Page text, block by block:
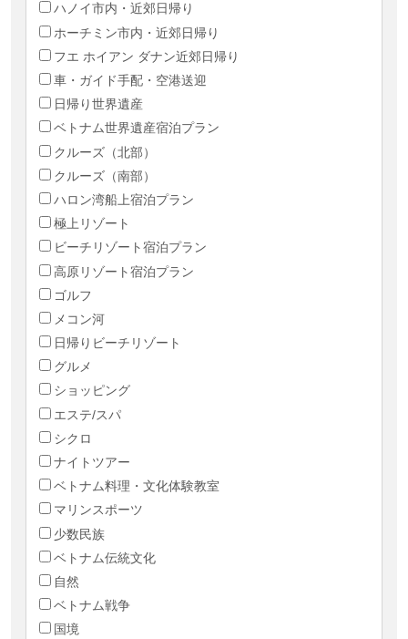
ハノイ市内・近郊日帰り
ホーチミン市内・近郊日帰り
フエ ホイアン ダナン近郊日帰り
車・ガイド手配・空港送迎
日帰り世界遺産
ベトナム世界遺産宿泊プラン
クルーズ（北部）
クルーズ（南部）
ハロン湾船上宿泊プラン
極上リゾート
ビーチリゾート宿泊プラン
高原リゾート宿泊プラン
ゴルフ
メコン河
日帰りビーチリゾート
グルメ
ショッピング
エステ/スパ
シクロ
ナイトツアー
ベトナム料理・文化体験教室
マリンスポーツ
少数民族
ベトナム伝統文化
自然
ベトナム戦争
国境